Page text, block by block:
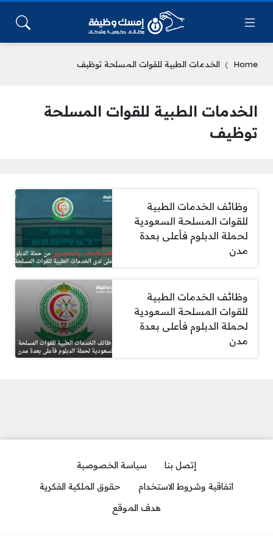
Home الخدمات الطبية للقوات المسلحة توظيف
الخدمات الطبية للقوات المسلحة
توظيف
وظائف الخدمات الطبية
للقوات المسلحة السعودية
لحملة الدبلوم فأعلى بعدة
مدن
وظائف الخدمات الطبية
للقوات المسلحة السعودية
لحملة الدبلوم فأعلى بعدة
مدن
إتصل بنا
سياسة الخصوصية
اتفاقية وشروط الاستخدام
حقوق الملكية الفكرية
هدف الموقع